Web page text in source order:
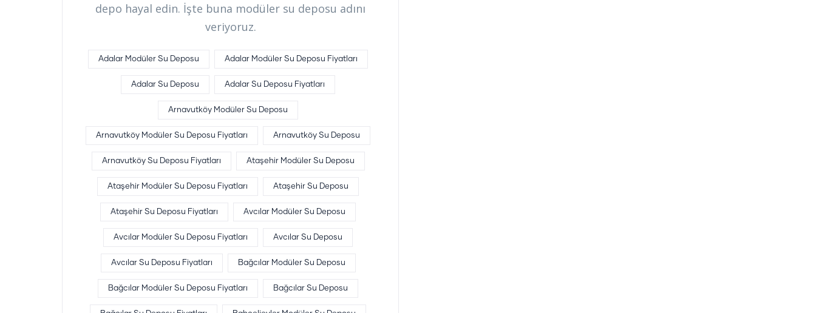
depo hayal edin. İşte buna modüler su deposu adını
veriyoruz.
Adalar Modüler Su Deposu Adalar Modüler Su Deposu Fiyatları
Adalar Su Deposu Adalar Su Deposu Fiyatları
Arnavutköy Modüler Su Deposu
Arnavutköy Modüler Su Deposu Fiyatları Arnavutköy Su Deposu
Arnavutköy Su Deposu Fiyatları Ataşehir Modüler Su Deposu
Ataşehir Modüler Su Deposu Fiyatları Ataşehir Su Deposu
Ataşehir Su Deposu Fiyatları Avcılar Modüler Su Deposu
Avcılar Modüler Su Deposu Fiyatları Avcılar Su Deposu
Avcılar Su Deposu Fiyatları Bağcılar Modüler Su Deposu
Bağcılar Modüler Su Deposu Fiyatları Bağcılar Su Deposu